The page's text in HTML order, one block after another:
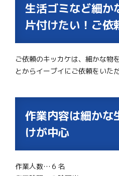
生活ゴミなど細か
片付けたい！ご依
ご依頼のキッカケは、細かな物
とからイーブイにご依頼をいた
作業内容は細かな
けが中心
作業人数…６名